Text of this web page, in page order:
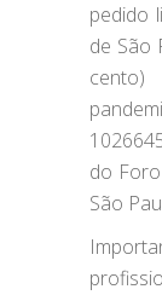
pedido
de São
do
São